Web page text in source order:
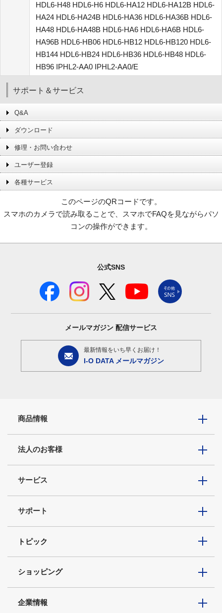
HDL6-H48 HDL6-H6 HDL6-HA12 HDL6-HA12B HDL6-
HA24 HDL6-HA24B HDL6-HA36 HDL6-HA36B HDL6-
HA48 HDL6-HA48B HDL6-HA6 HDL6-HA6B HDL6-
HA96B HDL6-HB06 HDL6-HB12 HDL6-HB120 HDL6-
HB144 HDL6-HB24 HDL6-HB36 HDL6-HB48 HDL6-
HB96 IPHL2-AA0 IPHL2-AA0/E
サポート＆サービス
Q&A
ダウンロード
修理・お問い合わせ
ユーザー登録
各種サービス
このページのQRコードです。
スマホのカメラで読み取ることで、スマホでFAQを見ながらパソ
コンの操作ができます。
公式SNS
メールマガジン 配信サービス
最新情報をいち早くお届け！
I-O DATA メールマガジン
商品情報
法人のお客様
サービス
サポート
トピック
ショッピング
企業情報